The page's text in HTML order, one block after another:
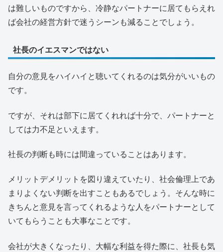
は難しいものですから、冷静なパートナーに居てもらえれ
ば会社の経営方針で迷うシーンも減ることでしょう。
社長のイエスマンではない
自分の意見をハイハイと聴いてくれるのは気分がいいもの
です。
ですが、それは部下に居てくれれば十分で、パートナーと
しては力不足といえます。
社長の判断も時には間違っていることはあります。
メリットデメリットを図り違えていたり、社会倫理上であ
まりよくない判断を出すこともあるでしょう。そんな時に
きちんと意見を言ってくれるような人をパートナーとして
いてもらうことも大事なことです。
会社が大きくなったり、大幅な利益を得た際に、社長も気